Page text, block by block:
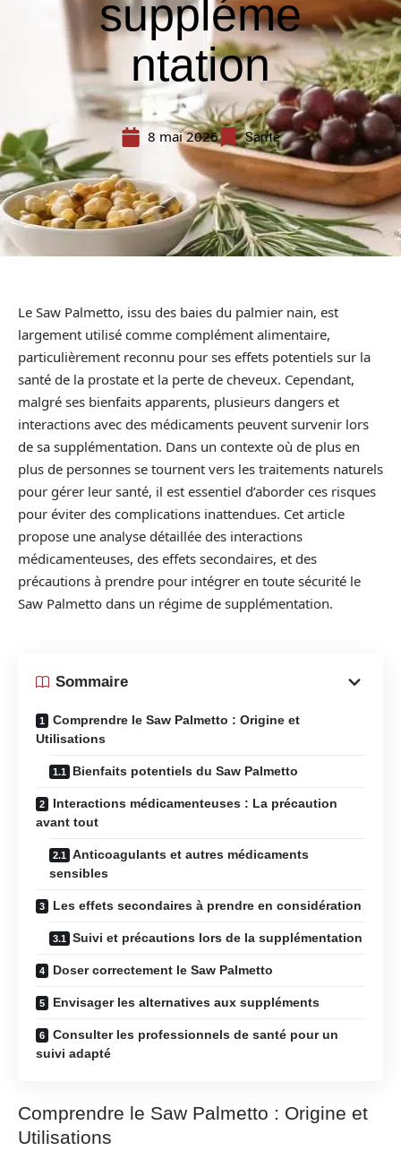
suppléme
ntation
8 mai 2026 Santé
Le Saw Palmetto, issu des baies du palmier nain, est
largement utilisé comme complément alimentaire,
particulièrement reconnu pour ses effets potentiels sur la
santé de la prostate et la perte de cheveux. Cependant,
malgré ses bienfaits apparents, plusieurs dangers et
interactions avec des médicaments peuvent survenir lors
de sa supplémentation. Dans un contexte où de plus en
plus de personnes se tournent vers les traitements naturels
pour gérer leur santé, il est essentiel d’aborder ces risques
pour éviter des complications inattendues. Cet article
propose une analyse détaillée des interactions
médicamenteuses, des effets secondaires, et des
précautions à prendre pour intégrer en toute sécurité le
Saw Palmetto dans un régime de supplémentation.
Sommaire
Comprendre le Saw Palmetto : Origine et
Utilisations
Bienfaits potentiels du Saw Palmetto
Interactions médicamenteuses : La précaution
avant tout
Anticoagulants et autres médicaments
sensibles
Les effets secondaires à prendre en considération
Suivi et précautions lors de la supplémentation
Doser correctement le Saw Palmetto
Envisager les alternatives aux suppléments
Consulter les professionnels de santé pour un
suivi adapté
Comprendre le Saw Palmetto : Origine et
Utilisations